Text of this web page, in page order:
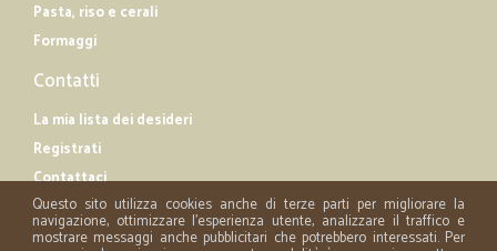
Pasta, riso e cerali
Formaggi
Contatti
La mia lista dei desideri
Registrati
Contattaci
Questo sito utilizza cookies anche di terze parti per migliorare la
navigazione, ottimizzare l'esperienza utente, analizzare il traffico e
mostrare messaggi anche pubblicitari che potrebbero interessati. Per